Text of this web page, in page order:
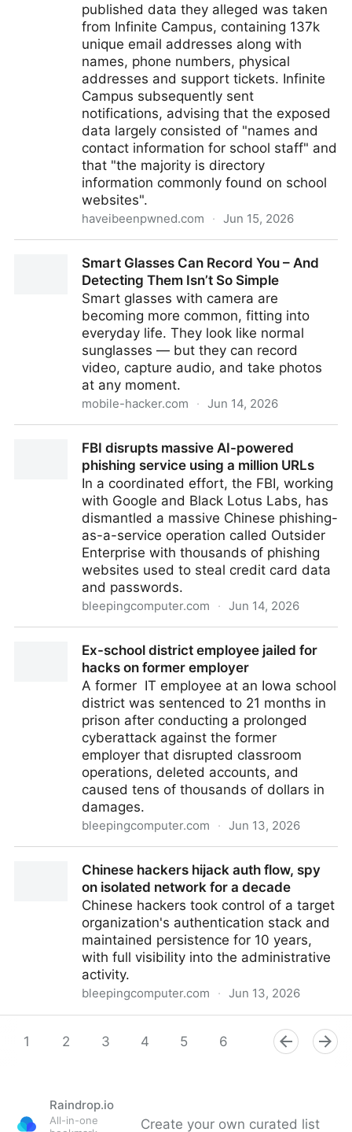
published data they alleged was taken
from Infinite Campus, containing 137k
unique email addresses along with
names, phone numbers, physical
addresses and support tickets. Infinite
Campus subsequently sent
notifications, advising that the exposed
data largely consisted of "names and
contact information for school staff" and
that "the majority is directory
information commonly found on school
websites".
haveibeenpwned.com · Jun 15, 2026
Smart Glasses Can Record You – And
Detecting Them Isn’t So Simple
Smart glasses with camera are
becoming more common, fitting into
everyday life. They look like normal
sunglasses — but they can record
video, capture audio, and take photos
at any moment.
mobile-hacker.com · Jun 14, 2026
Them Isn’t So SimpleFBI disrupts massive AI-powered
phishing service using a million URLs
In a coordinated effort, the FBI, working
with Google and Black Lotus Labs, has
dismantled a massive Chinese phishing-
as-a-service operation called Outsider
Enterprise with thousands of phishing
websites used to steal credit card data
and passwords.
bleepingcomputer.com · Jun 14, 2026
using a million URLsEx-school district employee jailed for
hacks on former employer
A former IT employee at an Iowa school
district was sentenced to 21 months in
prison after conducting a prolonged
cyberattack against the former
employer that disrupted classroom
operations, deleted accounts, and
caused tens of thousands of dollars in
damages.
bleepingcomputer.com · Jun 13, 2026
former employerChinese hackers hijack auth flow, spy
on isolated network for a decade
Chinese hackers took control of a target
organization's authentication stack and
maintained persistence for 10 years,
with full visibility into the administrative
activity.
bleepingcomputer.com · Jun 13, 2026
network for a decade
1 2 3 4 5 6 8 9
Raindrop.io
All-in-one
Create your own curated list